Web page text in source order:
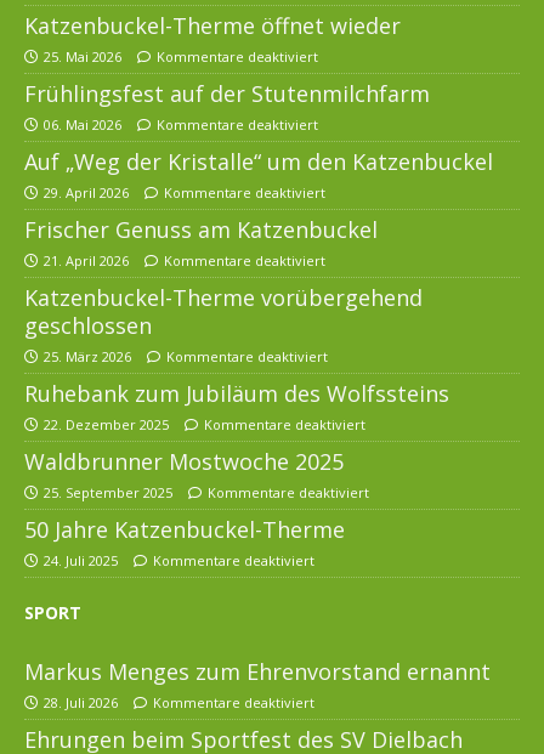
Katzenbuckel-Therme öffnet wieder
25. Mai 2026 Kommentare deaktiviert
Frühlingsfest auf der Stutenmilchfarm
06. Mai 2026 Kommentare deaktiviert
Auf „Weg der Kristalle“ um den Katzenbuckel
29. April 2026 Kommentare deaktiviert
Frischer Genuss am Katzenbuckel
21. April 2026 Kommentare deaktiviert
Katzenbuckel-Therme vorübergehend
geschlossen
25. März 2026 Kommentare deaktiviert
Ruhebank zum Jubiläum des Wolfssteins
22. Dezember 2025 Kommentare deaktiviert
Waldbrunner Mostwoche 2025
25. September 2025 Kommentare deaktiviert
50 Jahre Katzenbuckel-Therme
24. Juli 2025 Kommentare deaktiviert
SPORT
Markus Menges zum Ehrenvorstand ernannt
28. Juli 2026 Kommentare deaktiviert
Ehrungen beim Sportfest des SV Dielbach